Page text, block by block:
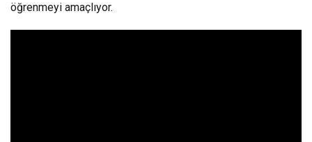
öğrenmeyi amaçlıyor.